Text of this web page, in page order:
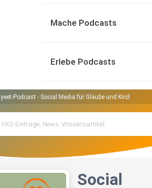
Mache Podcasts
Erlebe Podcasts
yeet-Podcast - Social Media für Glaube und Kirche
Social